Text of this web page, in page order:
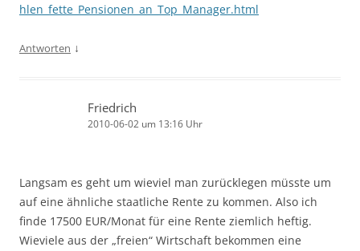
hlen_fette_Pensionen_an_Top_Manager.html
Antworten ↓
Friedrich
2010-06-02 um 13:16 Uhr
Langsam es geht um wieviel man zurücklegen müsste um
auf eine ähnliche staatliche Rente zu kommen. Also ich
finde 17500 EUR/Monat für eine Rente ziemlich heftig.
Wieviele aus der „freien“ Wirtschaft bekommen eine